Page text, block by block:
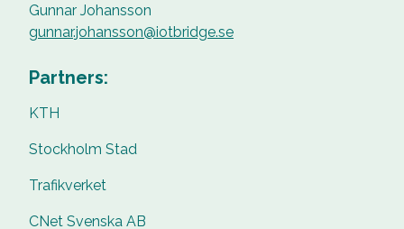
Gunnar Johansson
gunnar.johansson@iotbridge.se
Partners:
KTH
Stockholm Stad
Trafikverket
CNet Svenska AB